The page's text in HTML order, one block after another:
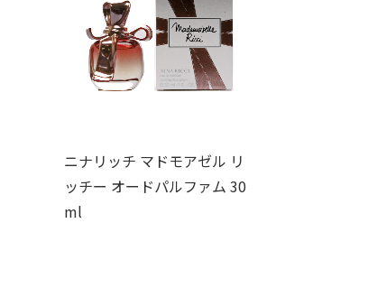
ニナリッチ マドモアゼル リ
ッチー オードパルファム 30
ml